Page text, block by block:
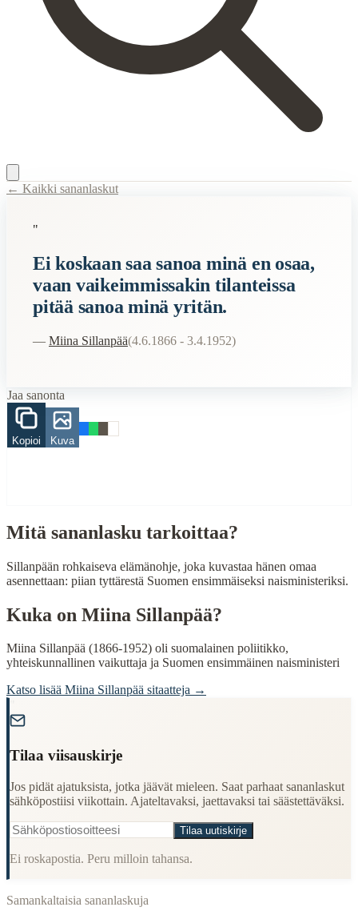
Description:Sillanpään rohkaiseva elämänohje, joka kuvastaa hänen
Semantic Themes
Filosofiset
tilanne
yrittäminen
When to Use This Content
Language:Finnish (suomi)
Origin:Finland
← Kaikki sananlaskut
"
Ei koskaan saa sanoa minä en osaa,
vaan vaikeimmissakin tilanteissa
pitää sanoa minä yritän.
— Miina Sillanpää(4.6.1866 - 3.4.1952)
Jaa sanonta
Kopioi Kuva
Mitä sananlasku tarkoittaa?
Sillanpään rohkaiseva elämänohje, joka kuvastaa hänen omaa
asennettaan: piian tyttärestä Suomen ensimmäiseksi naisministeriksi.
Kuka on Miina Sillanpää?
Miina Sillanpää (1866-1952) oli suomalainen poliitikko,
yhteiskunnallinen vaikuttaja ja Suomen ensimmäinen naisministeri
Katso lisää Miina Sillanpää sitaatteja →
Tilaa viisauskirje
Jos pidät ajatuksista, jotka jäävät mieleen. Saat parhaat sananlaskut
sähköpostiisi viikottain. Ajateltavaksi, jaettavaksi tai säästettäväksi.
Tilaa uutiskirje
Ei roskapostia. Peru milloin tahansa.
Samankaltaisia sananlaskuja